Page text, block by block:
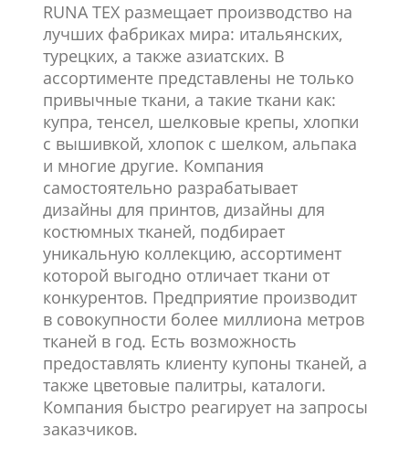
RUNA TEX размещает производство на
лучших фабриках мира: итальянских,
турецких, а также азиатских. В
ассортименте представлены не только
привычные ткани, а такие ткани как:
купра, тенсел, шелковые крепы, хлопки
с вышивкой, хлопок с шелком, альпака
и многие другие. Компания
самостоятельно разрабатывает
дизайны для принтов, дизайны для
костюмных тканей, подбирает
уникальную коллекцию, ассортимент
которой выгодно отличает ткани от
конкурентов. Предприятие производит
в совокупности более миллиона метров
тканей в год. Есть возможность
предоставлять клиенту купоны тканей, а
также цветовые палитры, каталоги.
Компания быстро реагирует на запросы
заказчиков.